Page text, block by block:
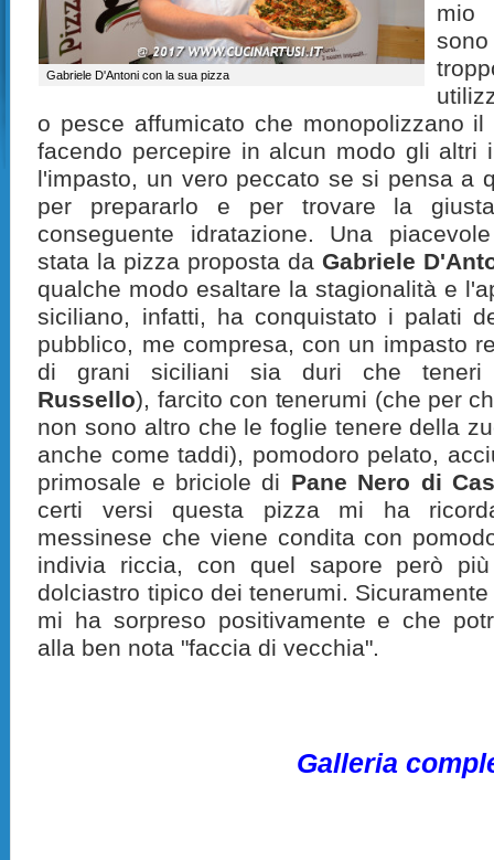
Gabriele D'Antoni con la sua pizza
mio
o pesce affumicato che monopolizzano
facendo percepire in alcun modo gli altri
l'impasto, un vero peccato se si pensa a
per prepararlo e per trovare la
conseguente idratazione. Una
stata la pizza proposta da Gabriele
qualche modo esaltare la stagionalità e
siciliano, infatti, ha conquistato i palati
pubblico, me compresa, con un impasto
di grani siciliani sia duri che
Russello), farcito con tenerumi (che per
non sono altro che le foglie tenere della
anche come taddi), pomodoro pelato,
primosale e briciole di Pane Nero di
certi versi questa pizza mi ha
messinese che viene condita con
indivia riccia, con quel sapore però
dolciastro tipico dei tenerumi.
mi ha sorpreso positivamente e che
alla ben nota "faccia di vecchia".
Galleria